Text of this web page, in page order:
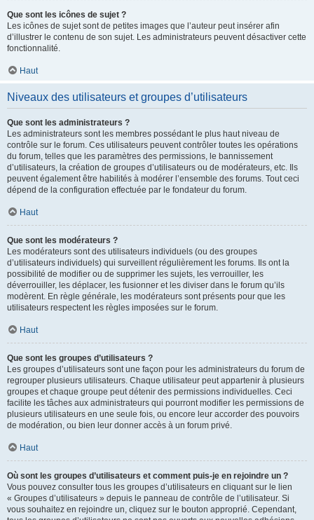
Que sont les icônes de sujet ?
Les icônes de sujet sont de petites images que l’auteur peut insérer afin
d’illustrer le contenu de son sujet. Les administrateurs peuvent désactiver cette
fonctionnalité.
Haut
Niveaux des utilisateurs et groupes d’utilisateurs
Que sont les administrateurs ?
Les administrateurs sont les membres possédant le plus haut niveau de
contrôle sur le forum. Ces utilisateurs peuvent contrôler toutes les opérations
du forum, telles que les paramètres des permissions, le bannissement
d’utilisateurs, la création de groupes d’utilisateurs ou de modérateurs, etc. Ils
peuvent également être habilités à modérer l’ensemble des forums. Tout ceci
dépend de la configuration effectuée par le fondateur du forum.
Haut
Que sont les modérateurs ?
Les modérateurs sont des utilisateurs individuels (ou des groupes
d’utilisateurs individuels) qui surveillent régulièrement les forums. Ils ont la
possibilité de modifier ou de supprimer les sujets, les verrouiller, les
déverrouiller, les déplacer, les fusionner et les diviser dans le forum qu’ils
modèrent. En règle générale, les modérateurs sont présents pour que les
utilisateurs respectent les règles imposées sur le forum.
Haut
Que sont les groupes d’utilisateurs ?
Les groupes d’utilisateurs sont une façon pour les administrateurs du forum de
regrouper plusieurs utilisateurs. Chaque utilisateur peut appartenir à plusieurs
groupes et chaque groupe peut détenir des permissions individuelles. Ceci
facilite les tâches aux administrateurs qui pourront modifier les permissions de
plusieurs utilisateurs en une seule fois, ou encore leur accorder des pouvoirs
de modération, ou bien leur donner accès à un forum privé.
Haut
Où sont les groupes d’utilisateurs et comment puis-je en rejoindre un ?
Vous pouvez consulter tous les groupes d’utilisateurs en cliquant sur le lien
« Groupes d’utilisateurs » depuis le panneau de contrôle de l’utilisateur. Si
vous souhaitez en rejoindre un, cliquez sur le bouton approprié. Cependant,